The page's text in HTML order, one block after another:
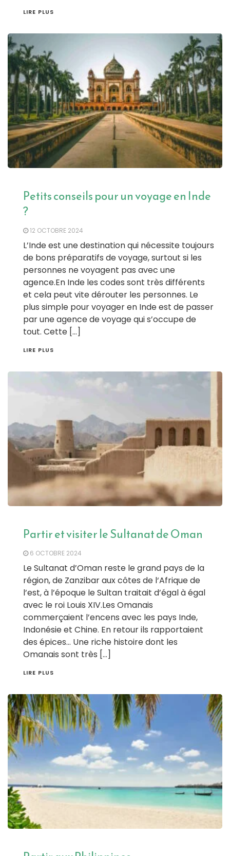
LIRE PLUS
Petits conseils pour un voyage en Inde
?
12 OCTOBRE 2024
L’Inde est une destination qui nécessite toujours
de bons préparatifs de voyage, surtout si les
personnes ne voyagent pas avec une
agence.En Inde les codes sont très différents
et cela peut vite dérouter les personnes. Le
plus simple pour voyager en Inde est de passer
par une agence de voyage qui s’occupe de
tout. Cette […]
LIRE PLUS
Partir et visiter le Sultanat de Oman
6 OCTOBRE 2024
Le Sultanat d’Oman reste le grand pays de la
région, de Zanzibar aux côtes de l‘Afrique de
l’est, à l’époque le Sultan traitait d’égal à égal
avec le roi Louis XIV.Les Omanais
commerçaient l’encens avec les pays Inde,
Indonésie et Chine. En retour ils rapportaient
des épices… Une riche histoire dont les
Omanais sont très […]
LIRE PLUS